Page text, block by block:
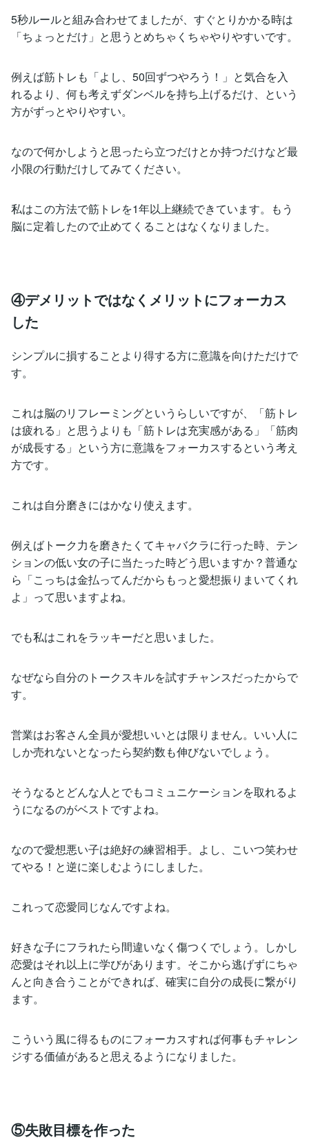
5秒ルールと組み合わせてましたが、すぐとりかかる時は
「ちょっとだけ」と思うとめちゃくちゃやりやすいです。
例えば筋トレも「よし、50回ずつやろう！」と気合を入
れるより、何も考えずダンベルを持ち上げるだけ、という
方がずっとやりやすい。
なので何かしようと思ったら立つだけとか持つだけなど最
小限の行動だけしてみてください。
私はこの方法で筋トレを1年以上継続できています。もう
脳に定着したので止めてくることはなくなりました。
④デメリットではなくメリットにフォーカス
した
シンプルに損することより得する方に意識を向けただけで
す。
これは脳のリフレーミングというらしいですが、「筋トレ
は疲れる」と思うよりも「筋トレは充実感がある」「筋肉
が成長する」という方に意識をフォーカスするという考え
方です。
これは自分磨きにはかなり使えます。
例えばトーク力を磨きたくてキャバクラに行った時、テン
ションの低い女の子に当たった時どう思いますか？普通な
ら「こっちは金払ってんだからもっと愛想振りまいてくれ
よ」って思いますよね。
でも私はこれをラッキーだと思いました。
なぜなら自分のトークスキルを試すチャンスだったからで
す。
営業はお客さん全員が愛想いいとは限りません。いい人に
しか売れないとなったら契約数も伸びないでしょう。
そうなるとどんな人とでもコミュニケーションを取れるよ
うになるのがベストですよね。
なので愛想悪い子は絶好の練習相手。よし、こいつ笑わせ
てやる！と逆に楽しむようにしました。
これって恋愛同じなんですよね。
好きな子にフラれたら間違いなく傷つくでしょう。しかし
恋愛はそれ以上に学びがあります。そこから逃げずにちゃ
んと向き合うことができれば、確実に自分の成長に繋がり
ます。
こういう風に得るものにフォーカスすれば何事もチャレン
ジする価値があると思えるようになりました。
⑤失敗目標を作った